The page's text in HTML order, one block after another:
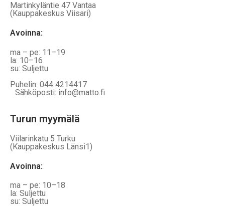
Martinkyläntie 47 Vantaa
(Kauppakeskus Viisari)
Avoinna:
ma – pe: 11–19
la: 10–16
su: Suljettu
Puhelin: 044 4214417
Sähköposti: info@matto.fi
Turun myymälä
Viilarinkatu 5 Turku
(Kauppakeskus Länsi1)
Avoinna:
ma – pe: 10–18
la: Suljettu
su: Suljettu